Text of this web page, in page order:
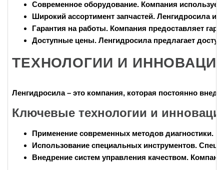
Современное оборудование. Компания использует
Широкий ассортимент запчастей. Ленгидросила
Гарантия на работы. Компания предоставляет
Доступные цены. Ленгидросила предлагает
ТЕХНОЛОГИИ И
Ленгидросила– это компания, которая постоянно
Ключевые технологии и
Применение современных методов диагностики.
Использование специальных инструментов.
Внедрение систем управления качеством.